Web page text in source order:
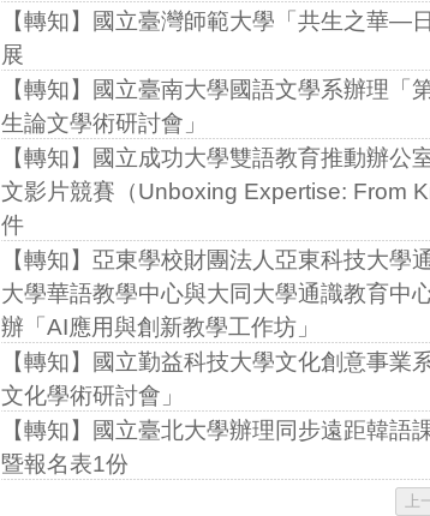
【轉知】國立臺灣師範大學「共生之華—
展
【轉知】國立臺南大學國語文學系辦理
生論文學術研討會」
【轉知】國立成功大學雙語教育推動辦
文影片競賽（Unboxing Expertise: From
件
【轉知】亞東學校財團法人亞東科技大
大學華語教學中心與大同大學通識教育中
辦「AI應用與創新教學工作坊」
【轉知】國立勤益科技大學文化創意事
文化學術研討會」
【轉知】國立臺北大學辦理同步遠距韓語
暨報名表1份